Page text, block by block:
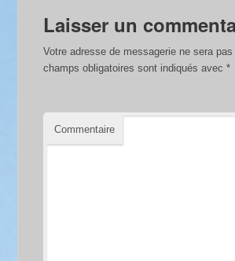
Laisser un
Votre adresse de messagerie ne sera pas
champs obligatoires sont indiqués avec*
Commentaire